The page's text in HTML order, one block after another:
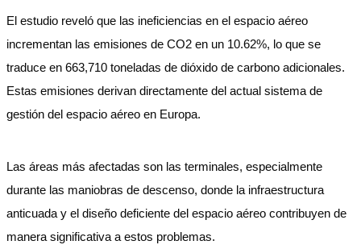
El estudio reveló que las ineficiencias en el espacio aéreo
incrementan las emisiones de CO2 en un 10.62%, lo que se
traduce en 663,710 toneladas de dióxido de carbono adicionales.
Estas emisiones derivan directamente del actual sistema de
gestión del espacio aéreo en Europa.
Las áreas más afectadas son las terminales, especialmente
durante las maniobras de descenso, donde la infraestructura
anticuada y el diseño deficiente del espacio aéreo contribuyen de
manera significativa a estos problemas.